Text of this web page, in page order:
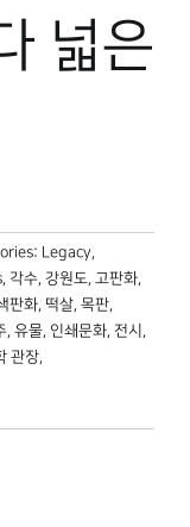
넓은
Legacy
각수 강원도 고판화
판화 떡살 목판
유물 인쇄문화 전시
관장